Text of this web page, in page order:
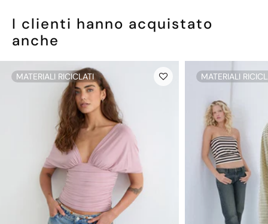
I clienti hanno acquistato
anche
MATERIALI RICICLATI MATERIALI